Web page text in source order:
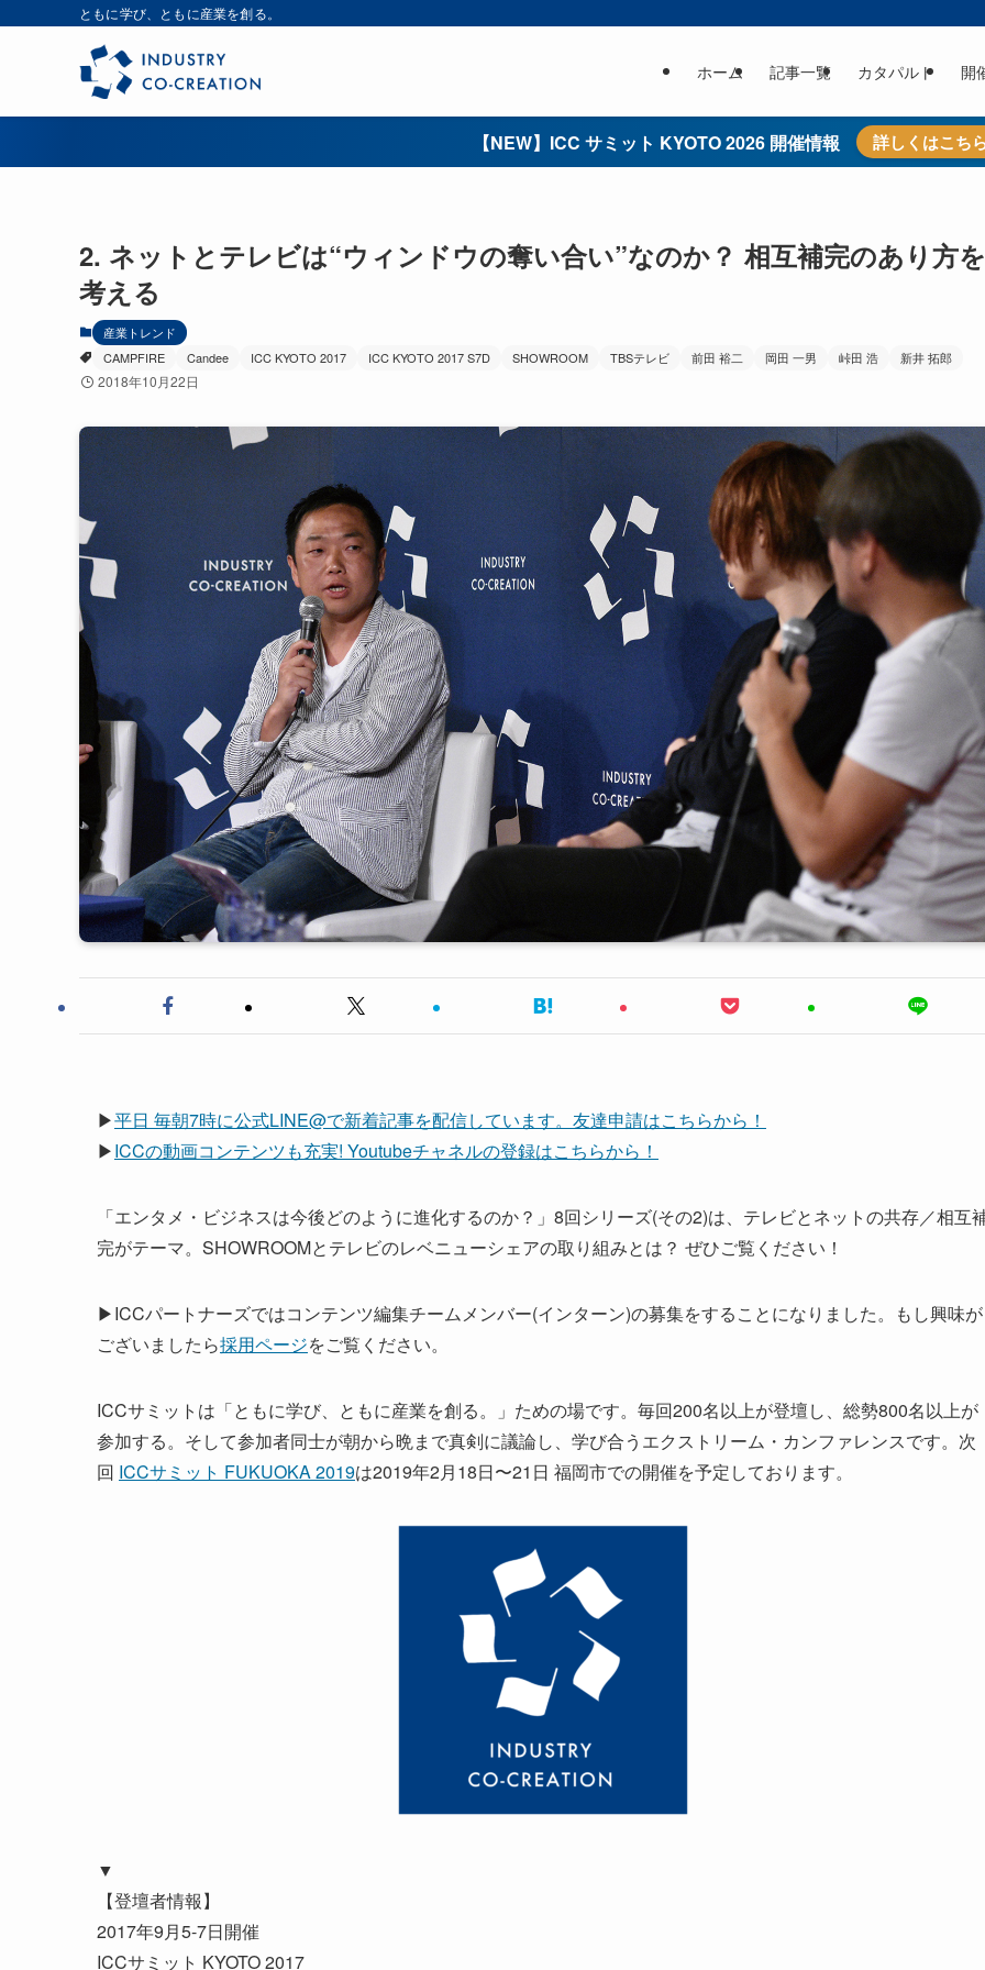
ともに学び、ともに産業を創る。
ホーム 記事一覧 カタパルト 開
【NEW】ICC サミット KYOTO 2026 開催情報 詳しくはこち
2. ネットとテレビは“ウィンドウの奪い合い”なのか？ 相互補完のあり方を
考える
産業トレンド
CAMPFIRE
Candee ICC KYOTO 2017 ICC KYOTO 2017 S7D SHOWROOM TBSテレビ 前田 裕二 岡田 一男 峠田 浩 新井 拓郎
2018年10月22日
▶平日 毎朝7時に公式LINE@で新着記事を配信しています。友達申請はこちらから！
▶ICCの動画コンテンツも充実! Youtubeチャネルの登録はこちらから！
「エンタメ・ビジネスは今後どのように進化するのか？」8回シリーズ(その2)は、テレビとネットの共存／相互
完がテーマ。SHOWROOMとテレビのレベニューシェアの取り組みとは？ ぜひご覧ください！
▶ICCパートナーズではコンテンツ編集チームメンバー(インターン)の募集をすることになりました。もし興味が
ございましたら採用ページをご覧ください。
ICCサミットは「ともに学び、ともに産業を創る。」ための場です。毎回200名以上が登壇し、総勢800名以上が
参加する。そして参加者同士が朝から晩まで真剣に議論し、学び合うエクストリーム・カンファレンスです。次
回 ICCサミット FUKUOKA 2019は2019年2月18日〜21日 福岡市での開催を予定しております。
▼
【登壇者情報】
2017年9月5-7日開催
ICCサミット KYOTO 2017